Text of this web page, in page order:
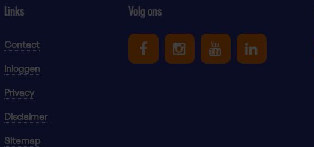
Links
Contact
Inloggen
Privacy
Disclaimer
Sitemap
Volg ons
Uniek Sporten op Facebook
Uniek Sporten op
Uniek Sporten
Uniek